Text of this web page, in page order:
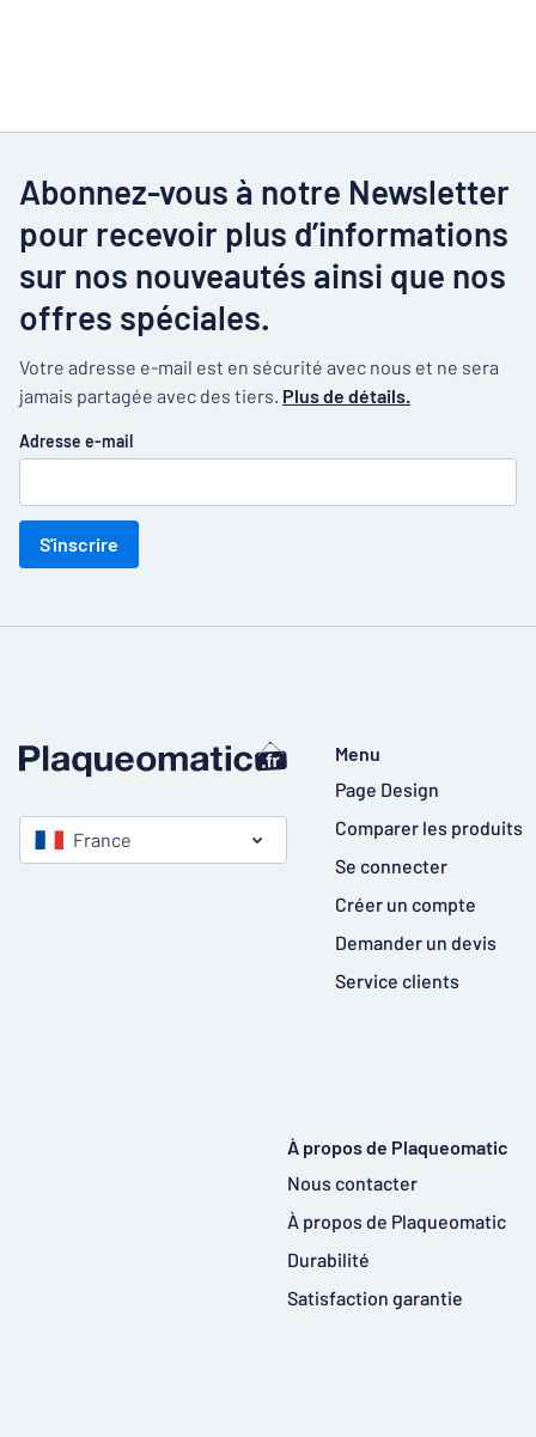
Abonnez-vous à notre Newsletter
pour recevoir plus d’informations
sur nos nouveautés ainsi que nos
offres spéciales.
Votre adresse e-mail est en sécurité avec nous et ne sera
jamais partagée avec des tiers. Plus de détails.
Adresse e-mail
S'inscrire
France
Menu
Page Design
Comparer les produits
Se connecter
Créer un compte
Demander un devis
Service clients
À propos de Plaqueomatic
Nous contacter
À propos de Plaqueomatic
Durabilité
Satisfaction garantie